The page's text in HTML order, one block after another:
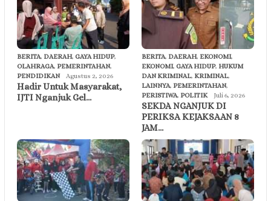
BERITA, DAERAH, GAYA HIDUP,
OLAHRAGA, PEMERINTAHAN,
PENDIDIKAN
Agustus 2, 2026
Hadir Untuk Masyarakat,
IJTI Nganjuk Gel…
BERITA, DAERAH, EKONOMI,
EKONOMI, GAYA HIDUP, HUKUM
DAN KRIMINAL, KRIMINAL,
LAINNYA, PEMERINTAHAN,
PERISTIWA, POLITIK Juli 6, 2026
SEKDA NGANJUK DI
PERIKSA KEJAKSAAN 8
JAM…